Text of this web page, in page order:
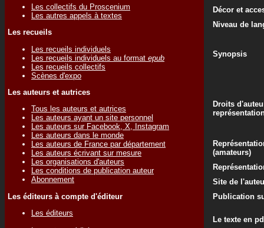
Les collectifs du Proscenium
Les autres appels à textes
Les recueils
Les recueils individuels
Les recueils individuels au format epub
Les recueils collectifs
Scènes d'expo
Les auteurs et autrices
Tous les auteurs et autrices
Les auteurs ayant un site personnel
Les auteurs sur Facebook, X, Instagram
Les auteurs dans le monde
Les auteurs de France par département
Les auteurs écrivant sur mesure
Les organisations d'auteurs
Les conditions de publication auteur
Abonnement
Les éditeurs à compte d'éditeur
Les éditeurs
Décor et
Niveau de
Synopsis
Droits
(amateurs)
Site de
Publication
Le texte en